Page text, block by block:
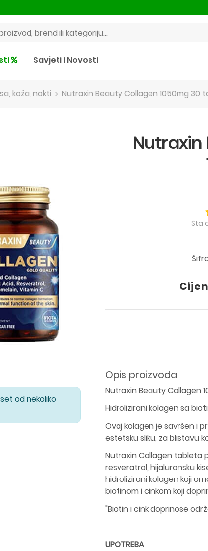
Savjeti i Novosti
koža, nokti Nutraxin Beauty Collagen 1050mg 30
od nekoliko
Šta
Opis proizvoda
Nutraxin Beauty Collagen
Hidrolizirani kolagen sa
Ovaj kolagen je savršen i
estetsku sliku, za blistavu
Nutraxin Collagen tableta
resveratrol, hijaluronsku
hidrolizirani kolagen koji
biotinom i cinkom koji
"Biotin i cink doprinose
UPOTREBA